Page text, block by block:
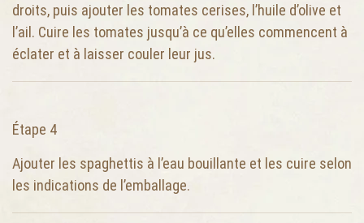
droits, puis ajouter les tomates cerises, l’huile d’olive et
l’ail. Cuire les tomates jusqu’à ce qu’elles commencent à
éclater et à laisser couler leur jus.
Étape 4
Ajouter les spaghettis à l’eau bouillante et les cuire selon
les indications de l’emballage.